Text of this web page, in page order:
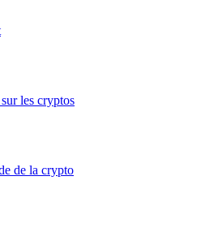
les cryptos
de la crypto